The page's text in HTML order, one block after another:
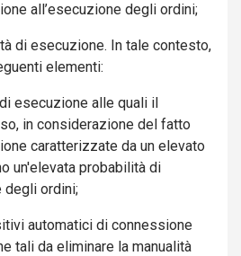
all’esecuzione degli ordini;
di esecuzione. In tale contesto,
elementi:
esecuzione alle quali il
in considerazione del fatto
caratterizzate da un elevato
un'elevata probabilità di
degli ordini;
automatici di connessione
tali da eliminare la manualità